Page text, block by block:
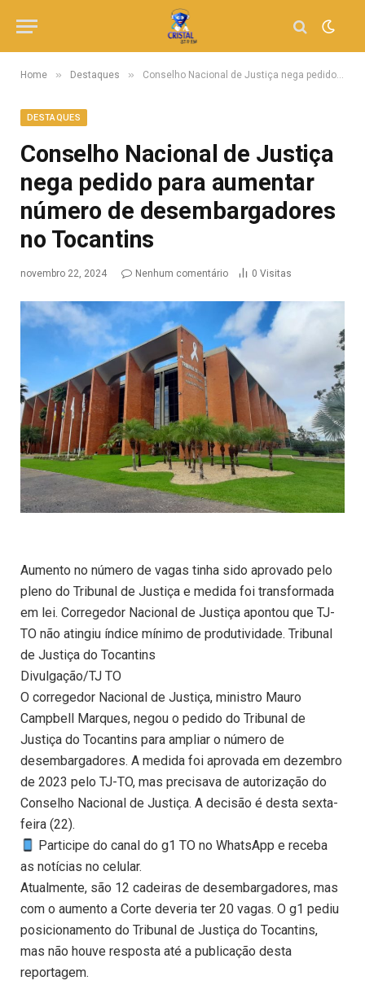
Home » Destaques » Conselho Nacional de Justiça nega pedido para aumentar número de desembargadores no Tocantins
DESTAQUES
Conselho Nacional de Justiça
nega pedido para aumentar
número de desembargadores
no Tocantins
novembro 22, 2024 Nenhum comentário 0 Visitas
Aumento no número de vagas tinha sido aprovado pelo
pleno do Tribunal de Justiça e medida foi transformada
em lei. Corregedor Nacional de Justiça apontou que TJ-
TO não atingiu índice mínimo de produtividade. Tribunal
de Justiça do Tocantins
Divulgação/TJ TO
O corregedor Nacional de Justiça, ministro Mauro
Campbell Marques, negou o pedido do Tribunal de
Justiça do Tocantins para ampliar o número de
desembargadores. A medida foi aprovada em dezembro
de 2023 pelo TJ-TO, mas precisava de autorização do
Conselho Nacional de Justiça. A decisão é desta sexta-
feira (22).
Participe do canal do g1 TO no WhatsApp e receba
as notícias no celular.
Atualmente, são 12 cadeiras de desembargadores, mas
com o aumento a Corte deveria ter 20 vagas. O g1 pediu
posicionamento do Tribunal de Justiça do Tocantins,
mas não houve resposta até a publicação desta
reportagem.